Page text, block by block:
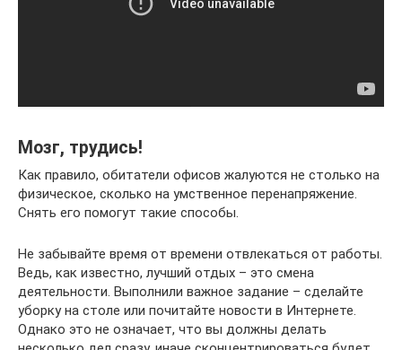
Мозг, трудись!
Как правило, обитатели офисов жалуются не столько на
физическое, сколько на умственное перенапряжение.
Снять его помогут такие способы.
Не забывайте время от времени отвлекаться от работы.
Ведь, как известно, лучший отдых – это смена
деятельности. Выполнили важное задание – сделайте
уборку на столе или почитайте новости в Интернете.
Однако это не означает, что вы должны делать